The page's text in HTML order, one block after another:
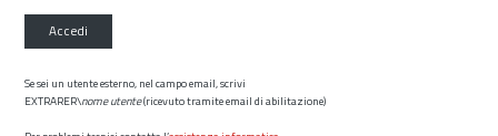
Accedi
Se sei un utente esterno, nel campo email, scrivi
EXTRARER\nome utente(ricevuto tramite email di abilitazione)